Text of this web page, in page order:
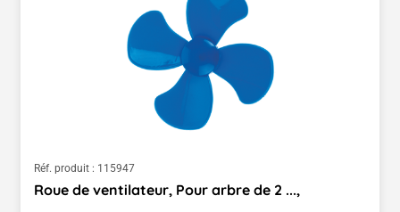
Réf. produit : 115947
Roue de ventilateur, Pour arbre de 2 ...,